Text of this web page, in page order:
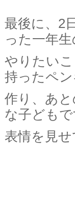
最後に、2
った一年
やりたい
持ったペ
作り、あ
な子ども
表情を見